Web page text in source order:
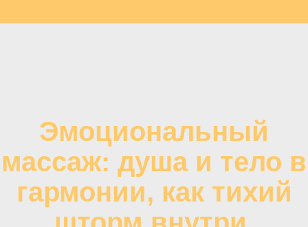
Эмоциональный
массаж: душа и тело в
гармонии, как тихий